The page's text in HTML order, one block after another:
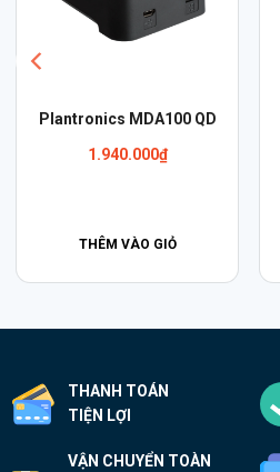
Cáp Plantronics QD to
Lucent)
THÊM VÀO GIỎ
THANH TOÁN
TIỆN LỢI
VẬN CHUYỂN TOÀN